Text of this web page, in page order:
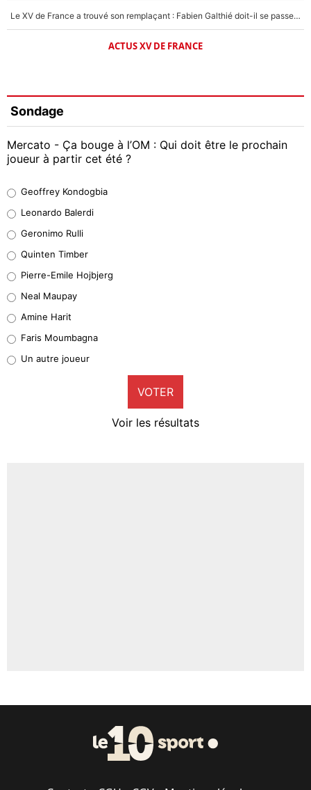
Le XV de France a trouvé son remplaçant : Fabien Galthié doit-il se passer d'Antoine Dupont ?
ACTUS XV DE FRANCE
Sondage
Mercato - Ça bouge à l’OM : Qui doit être le prochain
joueur à partir cet été ?
38%
32%
5%
1%
9%
Geoffrey Kondogbia
Leonardo Balerdi
Geronimo Rulli
Quinten Timber
Pierre-Emile Hojbjerg
Neal Maupay
Amine Harit
Faris Moumbagna
Un autre joueur
VOTER
Voir les résultats